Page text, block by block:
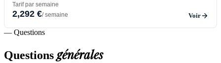
Tarif par semaine
2,292 €/ semaine Voir
— Questions
Questionsgénérales